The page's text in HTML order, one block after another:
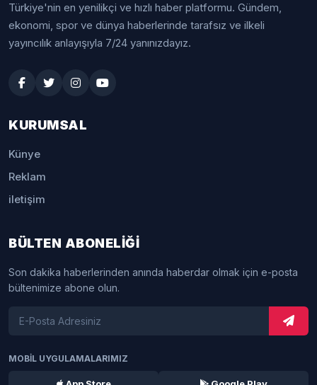
Türkiye'nin en yenilikçi ve hızlı haber platformu. Gündem,
ekonomi, spor ve dünya haberlerinde tarafsız ve ilkeli
yayıncılık anlayışıyla 7/24 yanınızdayız.
KURUMSAL
Künye
Reklam
iletişim
BÜLTEN ABONELİĞİ
Son dakika haberlerinden anında haberdar olmak için e-posta
bültenimize abone olun.
MOBİL UYGULAMALARIMIZ